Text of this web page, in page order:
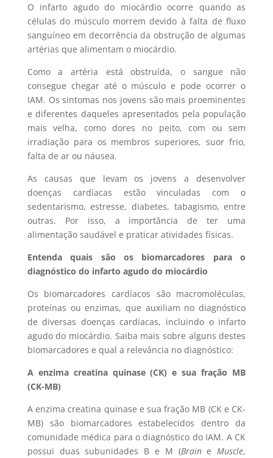
O infarto agudo do miocárdio ocorre quando as
células do músculo morrem devido à falta de fluxo
sanguíneo em decorrência da obstrução de algumas
artérias que alimentam o miocárdio.
Como a artéria está obstruída, o sangue não
consegue chegar até o músculo e pode ocorrer o
IAM. Os sintomas nos jovens são mais proeminentes
e diferentes daqueles apresentados pela população
mais velha, como dores no peito, com ou sem
irradiação para os membros superiores, suor frio,
falta de ar ou náusea.
As causas que levam os jovens a desenvolver
doenças cardíacas estão vinculadas com o
sedentarismo, estresse, diabetes, tabagismo, entre
outras. Por isso, a importância de ter uma
alimentação saudável e praticar atividades físicas.
Entenda quais são os biomarcadores para o
diagnóstico do infarto agudo do miocárdio
Os biomarcadores cardíacos são macromoléculas,
proteínas ou enzimas, que auxiliam no diagnóstico
de diversas doenças cardíacas, incluindo o infarto
agudo do miocárdio. Saiba mais sobre alguns destes
biomarcadores e qual a relevância no diagnóstico:
A enzima creatina quinase (CK) e sua fração MB
(CK-MB)
A enzima creatina quinase e sua fração MB (CK e CK-
MB) são biomarcadores estabelecidos dentro da
comunidade médica para o diagnóstico do IAM. A CK
possui duas subunidades B e M (Braine Muscle,